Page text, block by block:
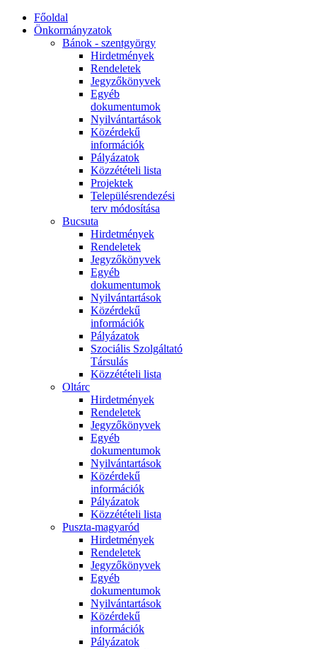
Főoldal
Önkormányzatok
Bánok - szentgyörgy
Hirdetmények
Rendeletek
Jegyzőkönyvek
Egyéb
dokumentumok
Nyilvántartások
Közérdekű
információk
Pályázatok
Közzétételi lista
Projektek
Településrendezési
terv módosítása
Bucsuta
Hirdetmények
Rendeletek
Jegyzőkönyvek
Egyéb
dokumentumok
Nyilvántartások
Közérdekű
információk
Pályázatok
Szociális Szolgáltató
Társulás
Közzétételi lista
Oltárc
Hirdetmények
Rendeletek
Jegyzőkönyvek
Egyéb
dokumentumok
Nyilvántartások
Közérdekű
információk
Pályázatok
Közzétételi lista
Puszta-magyaród
Hirdetmények
Rendeletek
Jegyzőkönyvek
Egyéb
dokumentumok
Nyilvántartások
Közérdekű
információk
Pályázatok